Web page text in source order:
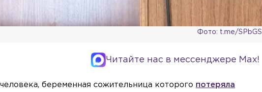
Фото: t.me/SPbGS
Читайте нас в мессенджере Max!
беременная сожительница которого потеряла